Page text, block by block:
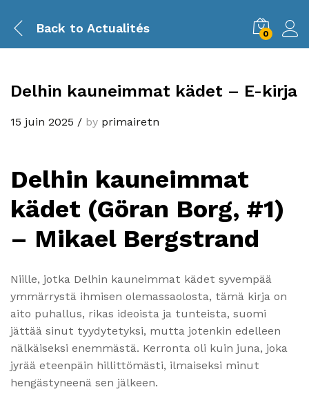
Back to Actualités 0
Delhin kauneimmat kädet – E-kirja
15 juin 2025 / by primairetn
Delhin kauneimmat
kädet (Göran Borg, #1)
– Mikael Bergstrand
Niille, jotka Delhin kauneimmat kädet syvempää
ymmärrystä ihmisen olemassaolosta, tämä kirja on
aito puhallus, rikas ideoista ja tunteista, suomi
jättää sinut tyydytetyksi, mutta jotenkin edelleen
nälkäiseksi enemmästä. Kerronta oli kuin juna, joka
jyrää eteenpäin hillittömästi, ilmaiseksi minut
hengästyneenä sen jälkeen.